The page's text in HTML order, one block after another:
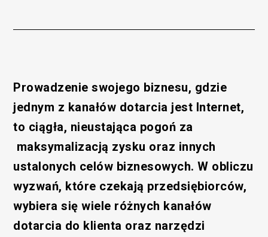
Prowadzenie swojego biznesu, gdzie
jednym z kanałów dotarcia jest Internet,
to ciągła, nieustająca pogoń za
maksymalizacją zysku oraz innych
ustalonych celów biznesowych. W obliczu
wyzwań, które czekają przedsiębiorców,
wybiera się wiele różnych kanałów
dotarcia do klienta oraz narzędzi